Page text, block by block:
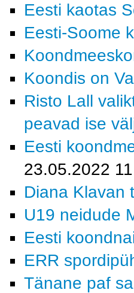
Eesti kaotas
Eesti-Soome
Koondis on
Risto Lall
peavad ise
Eesti
23.05.2022
Diana Klavan
U19 neidude
Eesti
ERR
Tänane paf